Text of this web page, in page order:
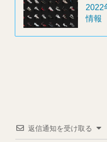
2022
情報
返信通知を受け取る